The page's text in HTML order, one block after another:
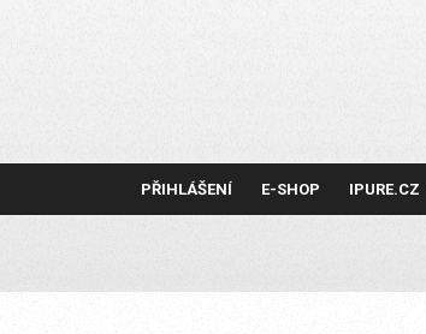
PŘIHLÁŠENÍ E-SHOP IPURE.CZ